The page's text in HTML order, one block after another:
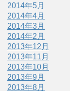
2014年5月
2014年4月
2014年3月
2014年2月
2013年12月
2013年11月
2013年10月
2013年9月
2013年8月